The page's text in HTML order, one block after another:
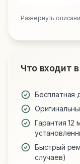
Развернуть
Что входит
Бесплатная
Гарантия
Быстрый
случаев)